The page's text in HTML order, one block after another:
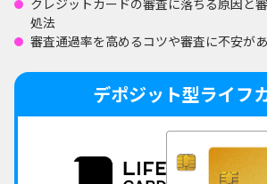
クレジットカードの審査に落ちる原因と
処法
審査通過率を高めるコツや審査に不安が
デポジット型ライフ